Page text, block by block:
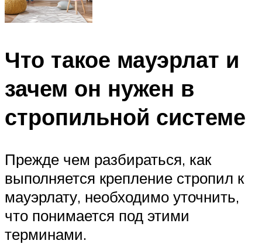
Что такое мауэрлат и
зачем он нужен в
стропильной системе
Прежде чем разбираться, как
выполняется крепление стропил к
мауэрлату, необходимо уточнить,
что понимается под этими
терминами.